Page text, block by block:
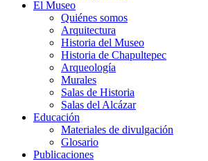
El Museo
Quiénes somos
Arquitectura
Historia del Museo
Historia de Chapultepec
Arqueología
Murales
Salas de Historia
Salas del Alcázar
Educación
Materiales de divulgación
Glosario
Publicaciones